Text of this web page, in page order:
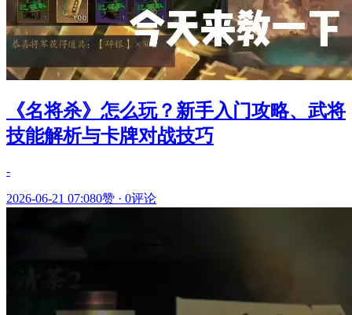
《名将杀》怎么玩？新手入门攻略、武将
技能解析与卡牌对战技巧
-
2026-06-21 07:080赞 · 0评论